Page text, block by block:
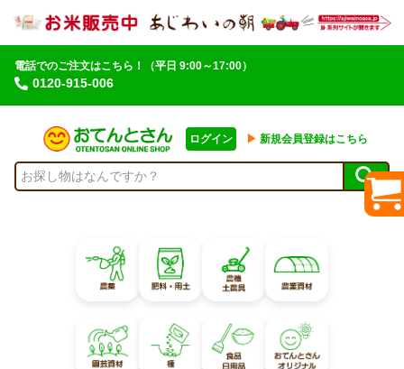
電話でのご注文はこちら！
0120-915-006
（平日 9:00～17:00）
ログイン ▶︎ 新規会員登録はこちら